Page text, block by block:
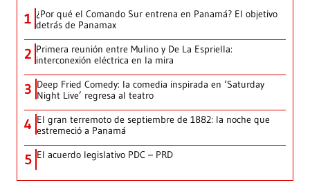
1 ¿Por qué el Comando Sur entrena en Panamá? El objetivo
detrás de Panamax
2 Primera reunión entre Mulino y De La Espriella:
interconexión eléctrica en la mira
3 Deep Fried Comedy: la comedia inspirada en ‘Saturday
Night Live’ regresa al teatro
4 El gran terremoto de septiembre de 1882: la noche que
estremeció a Panamá
5 El acuerdo legislativo PDC – PRD